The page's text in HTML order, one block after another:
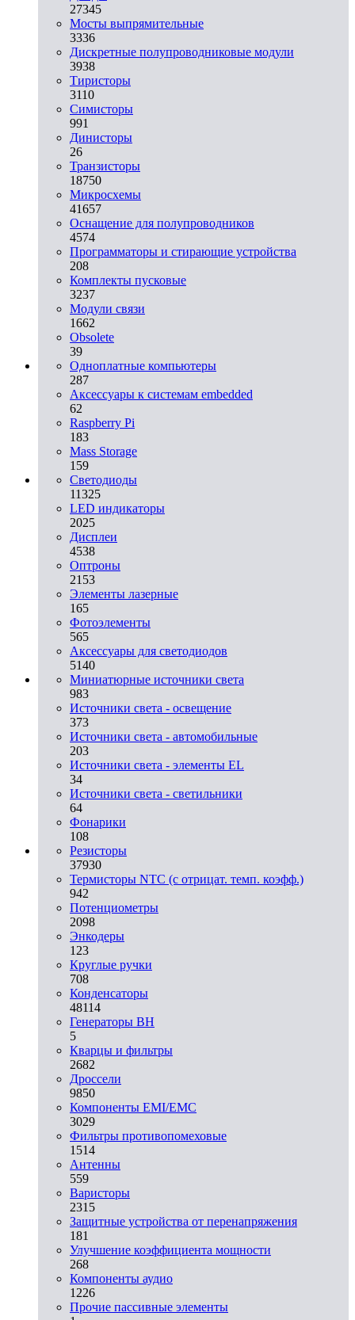
27345
Мосты выпрямительные
3336
Дискретные полупроводниковые модули
3938
Тиристоры
3110
Симисторы
991
Динисторы
26
Транзисторы
18750
Микросхемы
41657
Оснащение для полупроводников
4574
Программаторы и стирающие устройства
208
Комплекты пусковые
3237
Модули связи
1662
Obsolete
39
Одноплатные компьютеры
287
Аксессуары к системам embedded
62
Raspberry Pi
183
Mass Storage
159
Светодиоды
11325
LED индикаторы
2025
Дисплеи
4538
Оптроны
2153
Элементы лазерные
165
Фотоэлементы
565
Аксессуары для светодиодов
5140
Миниатюрные источники света
983
Источники света - освещение
373
Источники света - автомобильные
203
Источники света - элементы EL
34
Источники света - светильники
64
Фонарики
108
Резисторы
37930
Термисторы NTC (с отрицат. темп. коэфф.)
942
Потенциометры
2098
Энкодеры
123
Круглые ручки
708
Конденсаторы
48114
Генераторы ВН
5
Кварцы и фильтры
2682
Дроссели
9850
Компоненты EMI/EMC
3029
Фильтры противопомеховые
1514
Антенны
559
Варисторы
2315
Защитные устройства от перенапряжения
181
Улучшение коэффициента мощности
268
Компоненты аудио
1226
Прочие пассивные элементы